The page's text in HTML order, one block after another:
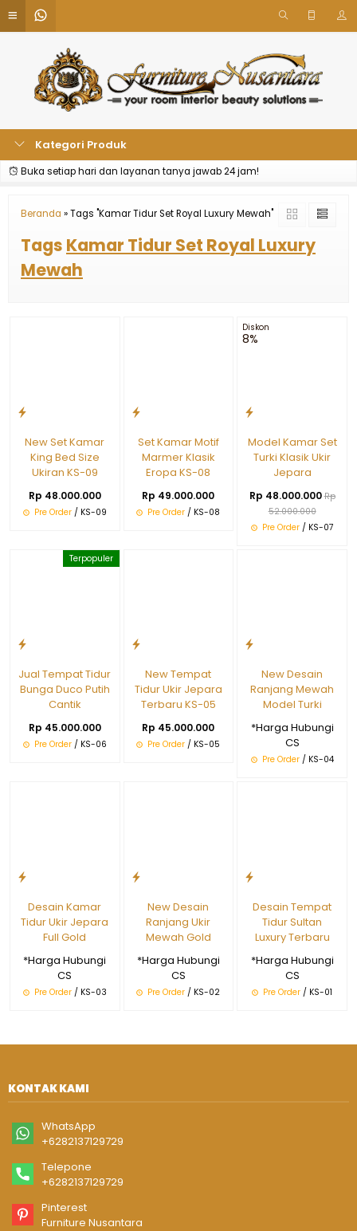
Kategori Produk
Buka setiap hari dan layanan tanya jawab 24 jam!
Beranda »Tags "Kamar Tidur Set Royal Luxury Mewah"
Tags Kamar Tidur Set Royal Luxury
Mewah
New Set Kamar
King Bed Size
Ukiran KS-09
Rp 48.000.000
Pre Order/ KS-09
Set Kamar Motif
Marmer Klasik
Eropa KS-08
Rp 49.000.000
Pre Order / KS-08
Diskon
8%
Model Kamar Set
Turki Klasik Ukir
Jepara
Rp 48.000.000 Rp
52.000.000
Pre Order/ KS-07
Terpopuler
Jual Tempat Tidur
Bunga Duco Putih
Cantik
Rp 45.000.000
Pre Order/ KS-06
New Tempat
Tidur Ukir Jepara
Terbaru KS-05
Rp 45.000.000
Pre Order / KS-05
New Desain
Ranjang Mewah
Model Turki
*Harga Hubungi
CS
Pre Order/ KS-04
Desain Kamar
Tidur Ukir Jepara
Full Gold
*Harga Hubungi
CS
Pre Order/ KS-03
New Desain
Ranjang Ukir
Mewah Gold
*Harga Hubungi
CS
Pre Order / KS-02
Desain Tempat
Tidur Sultan
Luxury Terbaru
*Harga Hubungi
CS
Pre Order / KS-01
KONTAK KAMI
WhatsApp
+6282137129729
Telepone
+6282137129729
Pinterest
Furniture Nusantara